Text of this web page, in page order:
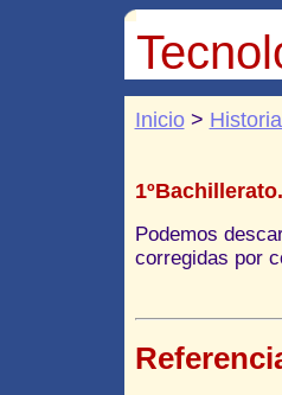
Inicio>
Podemos
corregidas por